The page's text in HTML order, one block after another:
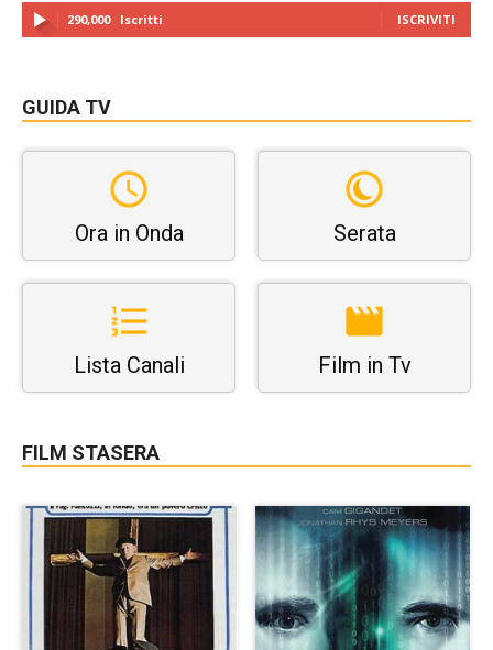
290,000 Iscritti ISCRIVITI
GUIDA TV
Ora in Onda Serata
Lista Canali Film in Tv
FILM STASERA